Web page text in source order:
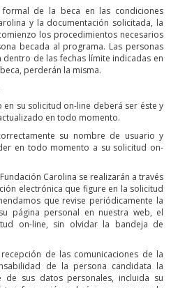
de la beca en las condiciones
y la documentación solicitada, la
los procedimientos necesarios
becada al programa. Las personas
de las fechas límite indicadas en
perderán la misma.
su solicitud on-line deberá ser éste y
en todo momento.
su nombre de usuario y
en todo momento a su solicitud on-
Carolina se realizarán a través
electrónica que figure en la solicitud
que revise periódicamente la
página personal en nuestra web, el
on-line, sin olvidar la bandeja de
de las comunicaciones de la
de la persona candidata la
de sus datos personales, incluida su